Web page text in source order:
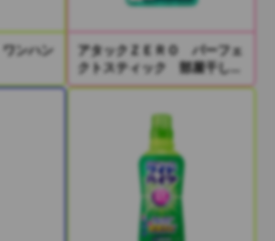
ンハン
アタックＺＥＲＯ パーフェ
クトスティック 部屋干し
２本入り